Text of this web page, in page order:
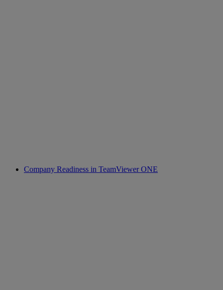
Company Readiness in TeamViewer ONE